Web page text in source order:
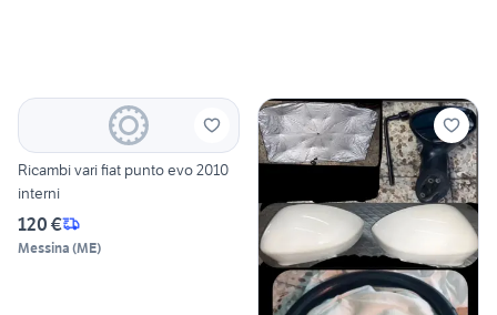
Ricambi vari fiat punto evo 2010
interni
120 €
Messina (ME)